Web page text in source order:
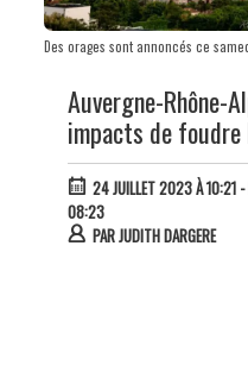
Des orages sont annoncés ce
Auvergne-Rhône-
impacts de
24 JUILLET 2023 À 10:21-
08:23
PARJUDITH DARGERE